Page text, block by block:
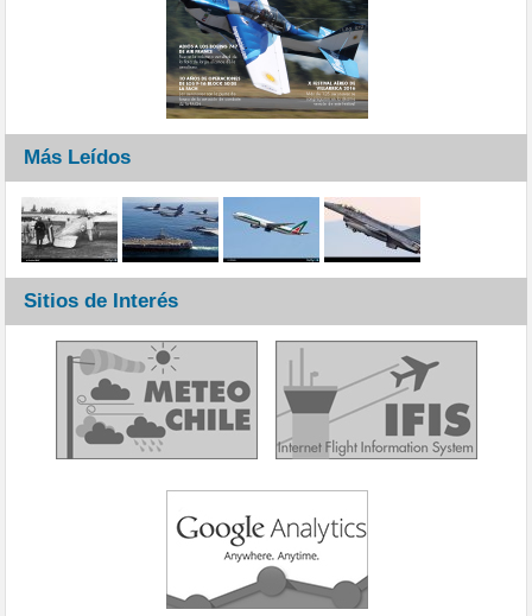
Más Leídos
Sitios de Interés